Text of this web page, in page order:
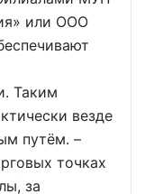
или ООО
Таким
везде
путём. –
точках
за